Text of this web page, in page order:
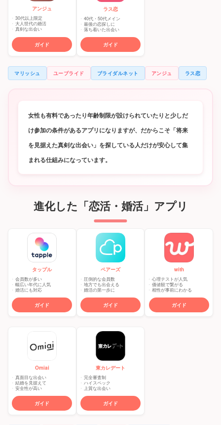
アンジュ
30代以上限定
大人世代の婚活
真剣な出会い
ガイド
ラス恋
40代・50代メイン
最後の恋探しに
落ち着いた出会い
ガイド
マリッシュ ユーブライド ブライダルネット アンジュ ラス恋
女性も有料であったり年齢制限が設けられていたりと少しだ
け参加の条件があるアプリになりますが、だからこそ「将来
を見据えた真剣な出会い」を探している人だけが安心して集
まれる仕組みになっています。
進化した「恋活・婚活」アプリ
タップル
会員数が多い
幅広い年代に人気
婚活にも対応
ガイド
ペアーズ
圧倒的な会員数
地方でも出会える
婚活の第一歩に
ガイド
with
心理テストが人気
価値観で繋がる
相性が事前にわかる
ガイド
Omiai
真面目な出会い
結婚を見据えて
安全性が高い
ガイド
東カレデート
完全審査制
ハイスペック
上質な出会い
ガイド